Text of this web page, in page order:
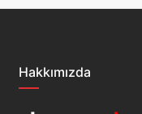
Hakkımızda